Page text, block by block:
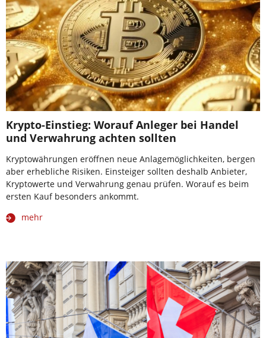
Krypto-Einstieg: Worauf Anleger bei Handel
und Verwahrung achten sollten
Kryptowährungen eröffnen neue Anlagemöglichkeiten, bergen
aber erhebliche Risiken. Einsteiger sollten deshalb Anbieter,
Kryptowerte und Verwahrung genau prüfen. Worauf es beim
ersten Kauf besonders ankommt.
mehr